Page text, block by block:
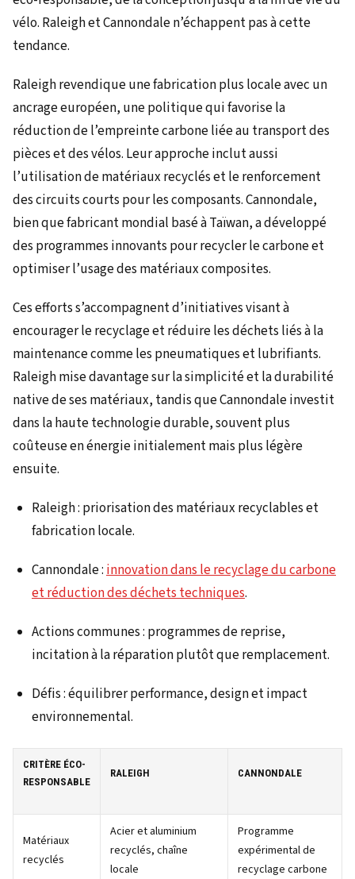
vélo. Raleigh et Cannondale n’échappent pas à cette
tendance.
Raleigh revendique une fabrication plus locale avec un
ancrage européen, une politique qui favorise la
réduction de l’empreinte carbone liée au transport des
pièces et des vélos. Leur approche inclut aussi
l’utilisation de matériaux recyclés et le renforcement
des circuits courts pour les composants. Cannondale,
bien que fabricant mondial basé à Taïwan, a développé
des programmes innovants pour recycler le carbone et
optimiser l’usage des matériaux composites.
Ces efforts s’accompagnent d’initiatives visant à
encourager le recyclage et réduire les déchets liés à la
maintenance comme les pneumatiques et lubrifiants.
Raleigh mise davantage sur la simplicité et la durabilité
native de ses matériaux, tandis que Cannondale investit
dans la haute technologie durable, souvent plus
coûteuse en énergie initialement mais plus légère
ensuite.
Raleigh : priorisation des matériaux recyclables et
fabrication locale.
Cannondale :innovation dans le recyclage du carbone
et réduction des déchets techniques.
Actions communes : programmes de reprise,
incitation à la réparation plutôt que remplacement.
Défis : équilibrer performance, design et impact
environnemental.
CRITÈRE ÉCO-
RESPONSABLE
RALEIGH CANNONDALE
Matériaux
recyclés
Acier et aluminium
recyclés, chaîne
locale
Programme
expérimental de
recyclage carbone